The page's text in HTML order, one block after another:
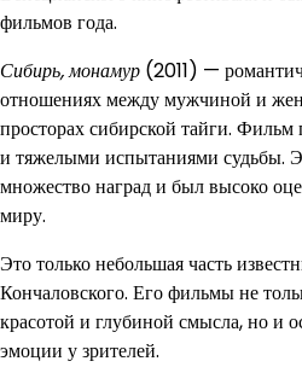
фильмов года.
Сибирь, монамур (2011) —
отношениях между мужчиной и
просторах сибирской тайги.
и тяжелыми испытаниями судьбы.
множество наград и был высоко
миру.
Это только небольшая часть
Кончаловского. Его фильмы не
красотой и глубиной смысла, но и
эмоции у зрителей.